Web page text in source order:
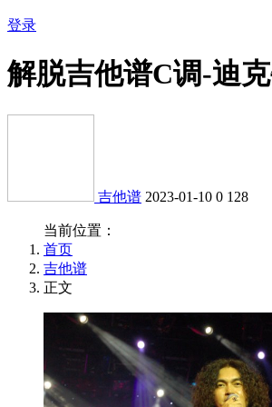
登录
解脱吉他谱C调-迪
吉他谱 2023-01-10 0 128
当前位置：
首页
吉他谱
正文